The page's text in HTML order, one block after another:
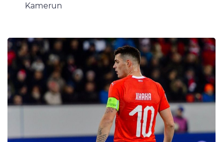
Kamerun